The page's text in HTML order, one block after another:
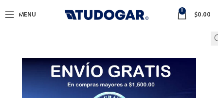
MENU 0 $0.00